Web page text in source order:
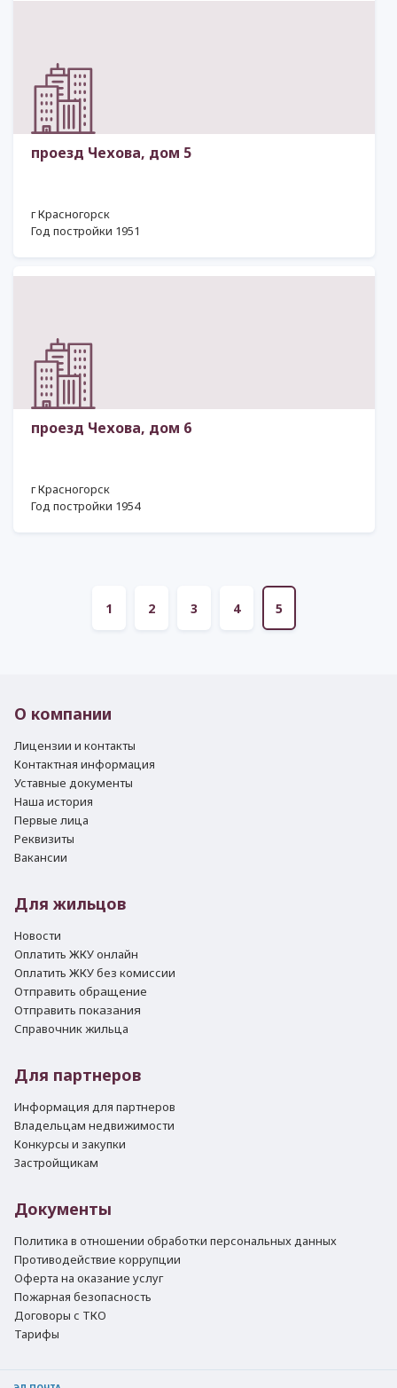
проезд Чехова, дом 5
г Красногорск
Год постройки 1951
проезд Чехова, дом 6
г Красногорск
Год постройки 1954
1 2 3 4 5
О компании
Лицензии и контакты
Контактная информация
Уставные документы
Наша история
Первые лица
Реквизиты
Вакансии
Для жильцов
Новости
Оплатить ЖКУ онлайн
Оплатить ЖКУ без комиссии
Отправить обращение
Отправить показания
Справочник жильца
Для партнеров
Информация для партнеров
Владельцам недвижимости
Конкурсы и закупки
Застройщикам
Документы
Политика в отношении обработки персональных данных
Противодействие коррупции
Оферта на оказание услуг
Пожарная безопасность
Договоры с ТКО
Тарифы